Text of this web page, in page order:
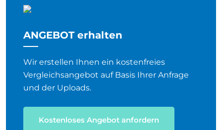
ANGEBOT erhalten
Wir erstellen Ihnen ein kostenfreies
Vergleichsangebot auf Basis Ihrer Anfrage
und der Uploads.
Kostenloses Angebot anfordern